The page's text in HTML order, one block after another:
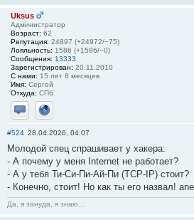
Uksus
Администратор
Возраст: 62
Репутация: 24897 (+24972/−75)
Лояльность: 1586 (+1586/−0)
Сообщения: 13333
Зарегистрирован: 20.11.2010
С нами: 15 лет 8 месяцев
Имя: Сергей
Откуда: СПб
Отправить личное сообщение
Сайт
#524 28.04.2026, 04:07
Молодой спец спрашивает у хакера:
- А почему у меня Internet не работает?
- А у тебя Ти-Си-Пи-Ай-Пи (TCP-IP) стоит?
- Конечно, стоит! Но как ты его назвал!
Да, я зануда, я знаю...